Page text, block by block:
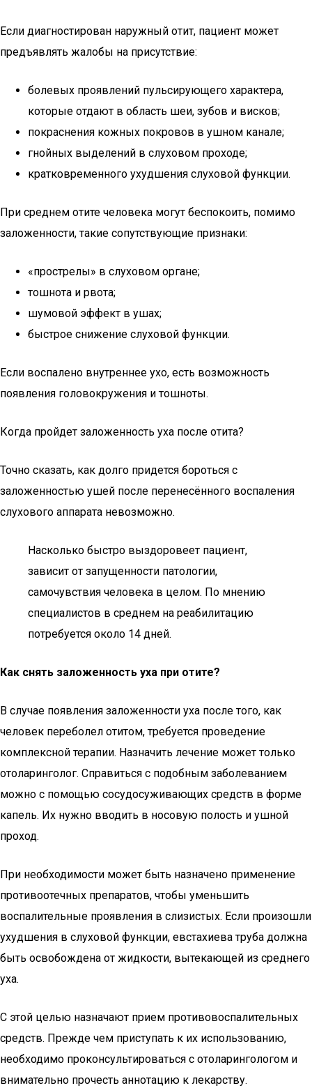
Если диагностирован наружный отит, пациент может
предъявлять жалобы на присутствие:
болевых проявлений пульсирующего характера,
которые отдают в область шеи, зубов и висков;
покраснения кожных покровов в ушном канале;
гнойных выделений в слуховом проходе;
кратковременного ухудшения слуховой функции.
При среднем отите человека могут беспокоить, помимо
заложенности, такие сопутствующие признаки:
«прострелы» в слуховом органе;
тошнота и рвота;
шумовой эффект в ушах;
быстрое снижение слуховой функции.
Если воспалено внутреннее ухо, есть возможность
появления головокружения и тошноты.
Когда пройдет заложенность уха после отита?
Точно сказать, как долго придется бороться с
заложенностью ушей после перенесённого воспаления
слухового аппарата невозможно.
Насколько быстро выздоровеет пациент,
зависит от запущенности патологии,
самочувствия человека в целом. По мнению
специалистов в среднем на реабилитацию
потребуется около 14 дней.
Как снять заложенность уха при отите?
В случае появления заложенности уха после того, как
человек переболел отитом, требуется проведение
комплексной терапии. Назначить лечение может только
отоларинголог. Справиться с подобным заболеванием
можно с помощью сосудосуживающих средств в форме
капель. Их нужно вводить в носовую полость и ушной
проход.
При необходимости может быть назначено применение
противоотечных препаратов, чтобы уменьшить
воспалительные проявления в слизистых. Если произошли
ухудшения в слуховой функции, евстахиева труба должна
быть освобождена от жидкости, вытекающей из среднего
уха.
С этой целью назначают прием противовоспалительных
средств. Прежде чем приступать к их использованию,
необходимо проконсультироваться с отоларингологом и
внимательно прочесть аннотацию к лекарству.